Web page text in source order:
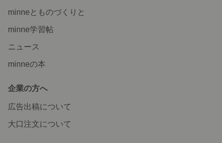
minneとものづくりと
minne学習帖
ニュース
minneの本
企業の方へ
広告出稿について
大口注文について